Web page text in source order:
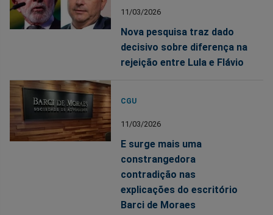
11/03/2026
Nova pesquisa traz dado
decisivo sobre diferença na
rejeição entre Lula e Flávio
CGU
11/03/2026
E surge mais uma
constrangedora
contradição nas
explicações do escritório
Barci de Moraes